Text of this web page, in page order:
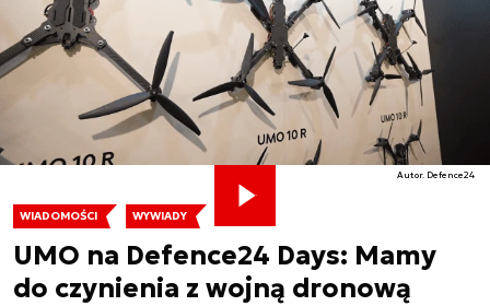
WIADOMOŚCI WYWIADY
UMO na Defence24 Days: Mamy
do czynienia z wojną dronową
Autor. Defence24